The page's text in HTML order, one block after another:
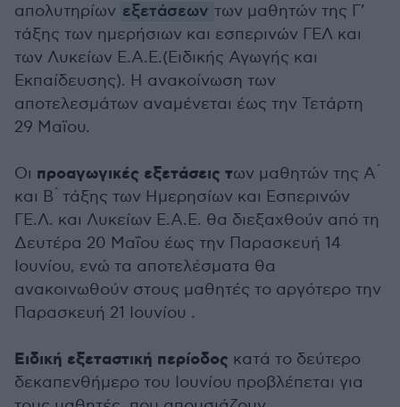
απολυτηρίων εξετάσεων των μαθητών της Γ’
τάξης των ημερήσιων και εσπερινών ΓΕΛ και
των Λυκείων Ε.Α.Ε.(Ειδικής Αγωγής και
Εκπαίδευσης). Η ανακοίνωση των
αποτελεσμάτων αναμένεται έως την Τετάρτη
29 Μαϊου.
Οι προαγωγικές εξετάσεις των μαθητών της Α ́
και Β ́ τάξης των Ημερησίων και Εσπερινών
ΓΕ.Λ. και Λυκείων Ε.Α.Ε. θα διεξαχθούν από τη
Δευτέρα 20 Μαΐου έως την Παρασκευή 14
Ιουνίου, ενώ τα αποτελέσματα θα
ανακοινωθούν στους μαθητές το αργότερο την
Παρασκευή 21 Ιουνίου .
Ειδική εξεταστική περίοδος κατά το δεύτερο
δεκαπενθήμερο του Ιουνίου προβλέπεται για